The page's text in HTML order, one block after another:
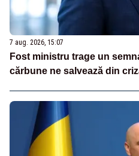
7 aug. 2026, 15:07
Fost ministru trage un
cărbune ne salvează din